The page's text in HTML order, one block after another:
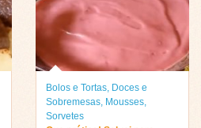
Bolos e Tortas, Doces e
Sobremesas, Mousses,
Sorvetes